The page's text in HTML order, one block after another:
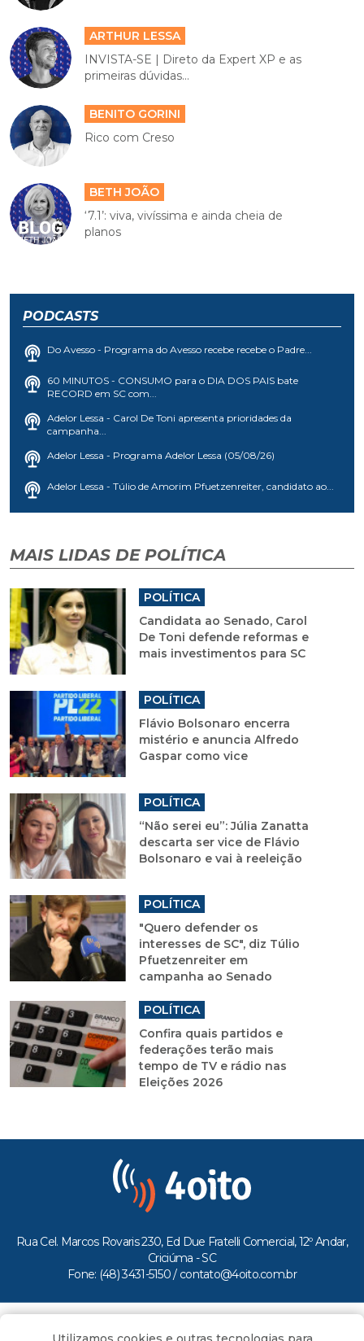
ARTHUR LESSA
INVISTA-SE | Direto da Expert XP e as
primeiras dúvidas...
BENITO GORINI
Rico com Creso
BETH JOÃO
‘7.1’: viva, vivíssima e ainda cheia de
planos
PODCASTS
Do Avesso - Programa do Avesso recebe recebe o Padre...
60 MINUTOS - CONSUMO para o DIA DOS PAIS bate
RECORD em SC com...
Adelor Lessa - Carol De Toni apresenta prioridades da
campanha...
Adelor Lessa - Programa Adelor Lessa (05/08/26)
Adelor Lessa - Túlio de Amorim Pfuetzenreiter, candidato ao...
MAIS LIDAS DE POLÍTICA
POLÍTICA
Candidata ao Senado, Carol
De Toni defende reformas e
mais investimentos para SC
POLÍTICA
Flávio Bolsonaro encerra
mistério e anuncia Alfredo
Gaspar como vice
POLÍTICA
“Não serei eu”: Júlia Zanatta
descarta ser vice de Flávio
Bolsonaro e vai à reeleição
POLÍTICA
"Quero defender os
interesses de SC", diz Túlio
Pfuetzenreiter em
campanha ao Senado
POLÍTICA
Confira quais partidos e
federações terão mais
tempo de TV e rádio nas
Eleições 2026
Rua Cel. Marcos Rovaris 230, Ed Due Fratelli Comercial, 12º Andar,
Criciúma - SC
Fone: (48) 3431-5150 / contato@4oito.com.br